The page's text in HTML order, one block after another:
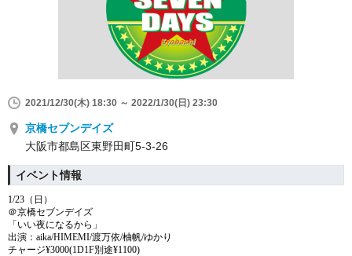
2021/12/30(木) 18:30 ～ 2022/1/30(日) 23:30
京橋セブンデイズ
大阪市都島区東野田町5-3-26
イベント情報
1/23（日）
＠京橋セブンデイズ
「いい夜になるから」
出演：aika/HIMEMI/渡万依/柚帆/ゆかり
チャージ¥3000(1D1F別途¥1100)